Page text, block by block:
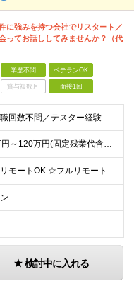
に強みを持つ会社でリスタート／
ってお話ししてみませんか？（代
学歴不問 ベテランOK
賞与複数月 面接1回
＝第二新卒歓迎／転職回数不問／テスター経験のみでもOK＝ ■学歴不問 ■ブランクOK ■エンジニアとしての実務経験1年以上 ※開発・インフラ・工程・言語は不問 ※テスター、運用保守経験のみの方も歓迎
【経験者】月給40万円～120万円(固定残業代含む)+各種手当 ★前職給与の総収入額を100％保証｜還元率83％〜 ※固定残業代は、時間外労働の有無に関わらず30時間分を、月5万8000円～15万7
☆全国各地からフルリモートOK ☆フルリモートの社員が約8割！ ※希望をヒアリングした上で決定します 現在100名の社員のうち、約80名がフルリモートで活躍中。 一都三県、大阪、福岡、札幌、名古屋な
検討中に入れる